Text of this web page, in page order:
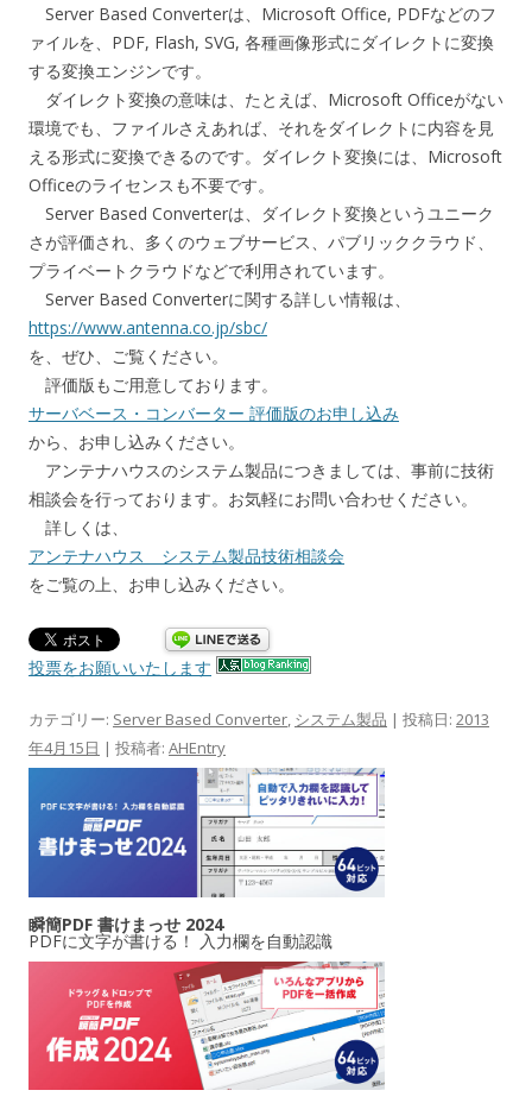
Server Based Converterは、Microsoft Office, PDFなどのフ
ァイルを、PDF, Flash, SVG, 各種画像形式にダイレクトに変換
する変換エンジンです。
ダイレクト変換の意味は、たとえば、Microsoft Officeがない
環境でも、ファイルさえあれば、それをダイレクトに内容を見
える形式に変換できるのです。ダイレクト変換には、Microsoft
Officeのライセンスも不要です。
Server Based Converterは、ダイレクト変換というユニーク
さが評価され、多くのウェブサービス、パブリッククラウド、
プライベートクラウドなどで利用されています。
Server Based Converterに関する詳しい情報は、
https://www.antenna.co.jp/sbc/
を、ぜひ、ご覧ください。
評価版もご用意しております。
サーバベース・コンバーター 評価版のお申し込み
から、お申し込みください。
アンテナハウスのシステム製品につきましては、事前に技術
相談会を行っております。お気軽にお問い合わせください。
詳しくは、
アンテナハウス システム製品技術相談会
をご覧の上、お申し込みください。
投票をお願いいたします
カテゴリー: Server Based Converter, システム製品 | 投稿日: 2013
年4月15日 | 投稿者: AHEntry
瞬簡PDF 書けまっせ 2024
PDFに文字が書ける！ 入力欄を自動認識